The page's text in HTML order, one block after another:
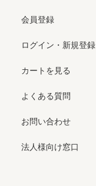
会員登録
ログイン・新規登録
カートを見る
よくある質問
お問い合わせ
法人様向け窓口